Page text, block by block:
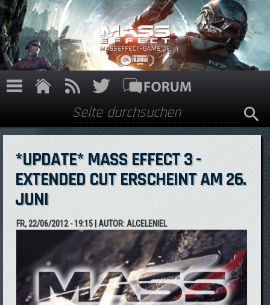
Direkt zum Inhalt
Suchformular
Suche
*UPDATE* MASS EFFECT 3 -
EXTENDED CUT ERSCHEINT AM 26.
JUNI
FR, 22/06/2012 - 19:15| AUTOR:ALCELENIEL